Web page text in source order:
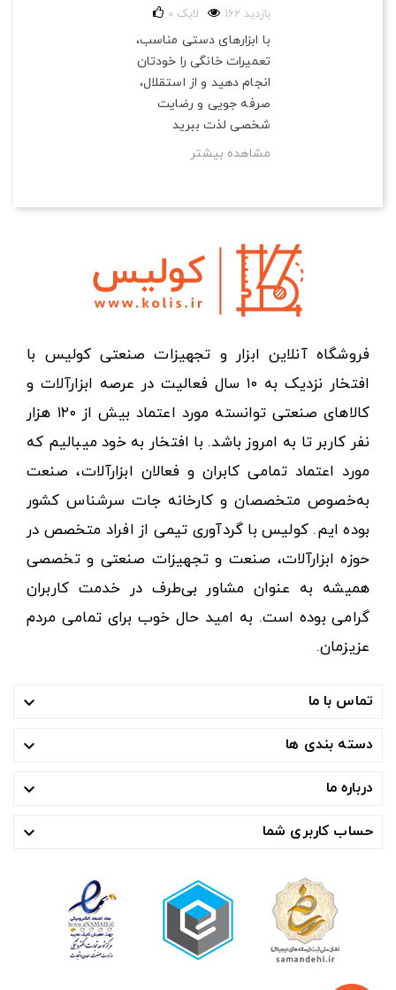
162 بازدید 0 لایک
با ابزارهای دستی مناسب،
تعمیرات خانگی را خودتان
انجام دهید و از استقلال،
صرفه‌ جویی و رضایت
شخصی لذت ببرید
مشاهده بیشتر
فروشگاه آنلاین ابزار و تجهیزات صنعتی کولیس با
افتخار نزدیک به ۱۰ سال فعالیت در عرصه ابزارآلات و
کالاهای صنعتی توانسته مورد اعتماد بیش از ۱۲۰ هزار
نفر کاربر تا به امروز باشد. با افتخار به خود میبالیم که
مورد اعتماد تمامی کابران و فعالان ابزارآلات، صنعت
به‌خصوص متخصصان و کارخانه جات سرشناس کشور
بوده ایم. کولیس با گردآوری تیمی از افراد متخصص در
حوزه ابزارآلات، صنعت و تجهیزات صنعتی و تخصصی
همیشه به عنوان مشاور بی‌طرف در خدمت کاربران
گرامی بوده است. به امید حال خوب برای تمامی مردم
عزیزمان.
تماس با ما 
دسته بندی ها 
درباره ما 
حساب کاربری شما 